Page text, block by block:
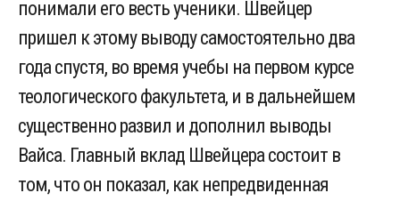
понимали его весть ученики. Швейцер
пришел к этому выводу самостоятельно два
года спустя, во время учебы на первом курсе
теологического факультета, и в дальнейшем
существенно развил и дополнил выводы
Вайса. Главный вклад Швейцера состоит в
том, что он показал, как непредвиденная